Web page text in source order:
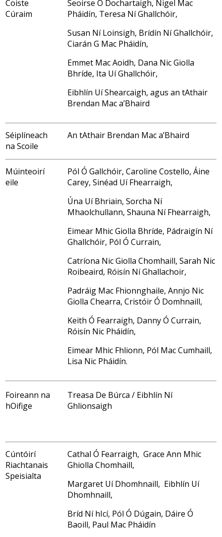
Coiste
Cúraim
Seoirse Ó Dochartaigh, Nigel Mac
Pháidín, Teresa Ní Ghallchóir,
Susan Ní Loinsigh, Brídín Ní Ghallchóir,
Ciarán G Mac Pháidín,
Emmet Mac Aoidh, Dana Nic Giolla
Bhríde, Ita Uí Ghallchóir,
Eibhlín Uí Shearcaigh, agus an tAthair
Brendan Mac a’Bhaird
Séiplíneach
na Scoile
An tAthair Brendan Mac a’Bhaird
Múinteoirí
eile
Pól Ó Gallchóir, Caroline Costello, Áine
Carey, Sinéad Uí Fhearraigh,
Úna Uí Bhriain, Sorcha Ní
Mhaolchullann, Shauna Ní Fhearraigh,
Eimear Mhic Giolla Bhríde, Pádraigín Ní
Ghallchóir, Pól Ó Currain,
Catríona Nic Giolla Chomhaill, Sarah Nic
Roibeaird, Róisín Ní Ghallachoir,
Padráig Mac Fhionnghaile, Annjo Nic
Giolla Chearra, Cristóir Ó Domhnaill,
Keith Ó Fearraigh, Danny Ó Currain,
Róisín Nic Pháidín,
Eimear Mhic Fhlionn, Pól Mac Cumhaill,
Lisa Nic Pháidín.
Foireann na
hOifige
Treasa De Búrca / Eibhlín Ní
Ghlionsaigh
Cúntóirí
Riachtanais
Speisialta
Cathal Ó Fearraigh, Grace Ann Mhic
Ghiolla Chomhaill,
Margaret Uí Dhomhnaill, Eibhlín Uí
Dhomhnaill,
Bríd Ní hIcí, Pól Ó Dúgain, Dáire Ó
Baoill, Paul Mac Pháidín